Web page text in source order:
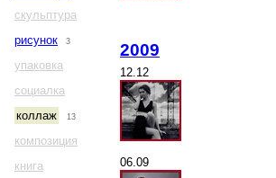
скульптура
рисунок
3
упаковка
социалка
коллаж
13
композиция
книга
2009
12.12
06.09